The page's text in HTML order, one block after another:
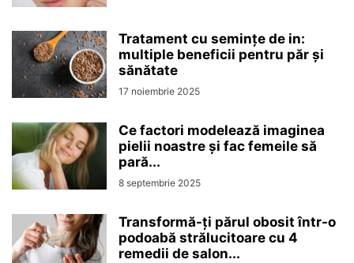
Tratament cu semințe de in:
multiple beneficii pentru păr și
sănătate
17 noiembrie 2025
Ce factori modelează imaginea
pielii noastre și fac femeile să
pară...
8 septembrie 2025
Transformă-ți părul obosit într-o
podoabă strălucitoare cu 4
remedii de salon...